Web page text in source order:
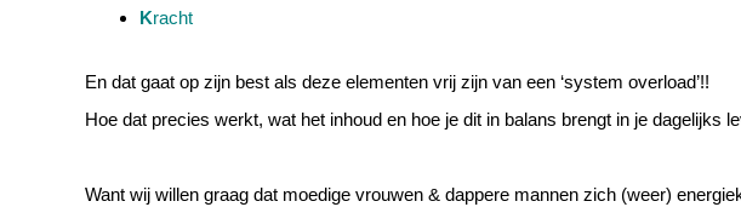
Kracht
En dat gaat op zijn best als deze elementen vrij zijn van een ‘system overload’!!
Hoe dat precies werkt, wat het inhoud en hoe je dit in balans brengt in je dagelijks
Want wij willen graag dat moedige vrouwen & dappere mannen zich (weer)